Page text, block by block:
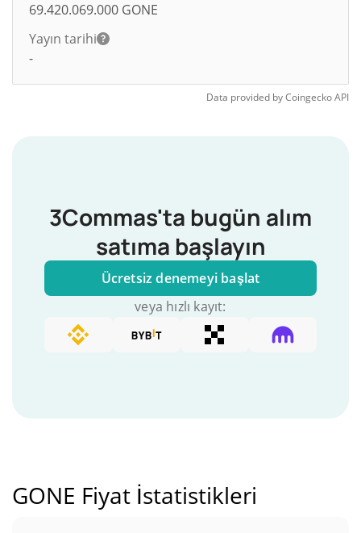
69.420.069.000 GONE
Yayın tarihi
-
Data provided byCoingeckoAPI
3Commas'ta bugün alım
satıma başlayın
Ücretsiz denemeyi başlat
veya hızlı kayıt:
GONE Fiyat İstatistikleri